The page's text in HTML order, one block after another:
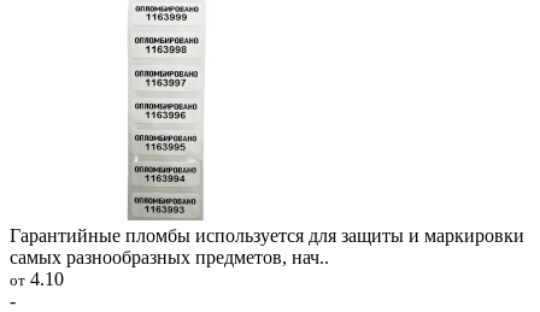
Гарантийные пломбы используется для защиты и маркировки
самых разнообразных предметов, нач..
от 4.10
-